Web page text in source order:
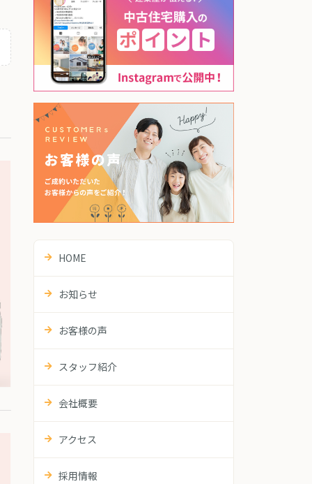
HOME
お知らせ
お客様の声
スタッフ紹介
会社概要
アクセス
採用情報